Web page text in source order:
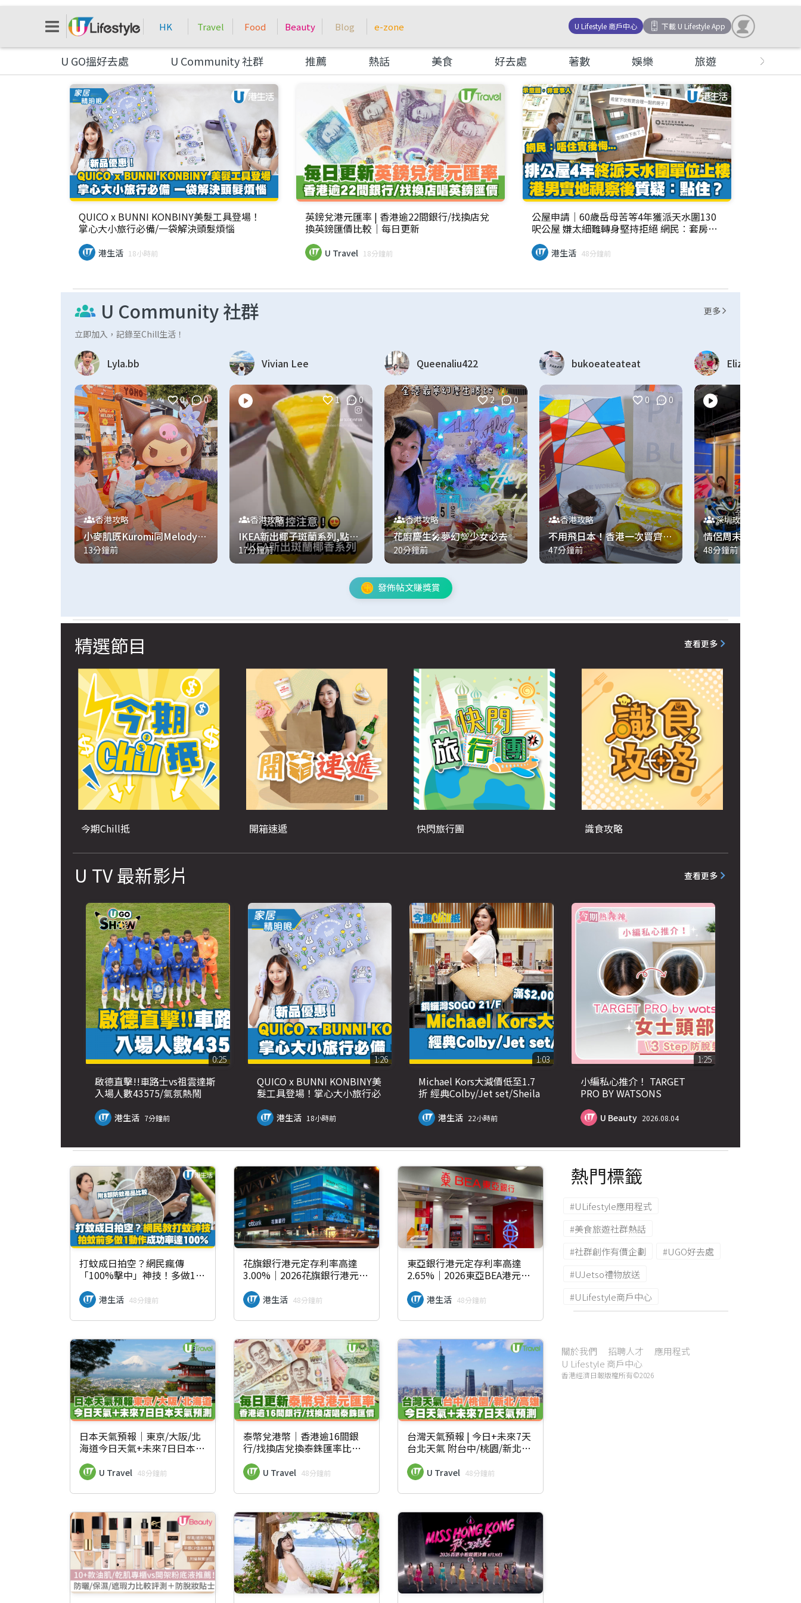
HK Travel Food Beauty Blog e-zone U Lifestyle 商戶中心 下載 U Lifestyle App
U GO搵好去處 U Community 社群 推薦 熱話 美食 好去處 著數 娛樂 旅遊 女生
QUICO x BUNNI KONBINY美髮工具登場！
掌心大小旅行必備/一袋解決頭髮煩惱
港生活 18小時前
英鎊兌港元匯率 | 香港逾22間銀行/找換店兌
換英鎊匯價比較｜每日更新
U Travel 18分鐘前
公屋申請｜60歲岳母苦等4年獲派天水圍130
呎公屋 嫌太細難轉身堅持拒絕 網民︰套房嚟
講好抵
港生活 48分鐘前
U Community 社群
更多
立即加入，記錄至Chill生活！
Lyla.bb
0 0
香港攻略
小麥肌既Kuromi同Melody呀
❤️✨
13分鐘前
Vivian Lee
1 0
香港攻略
IKEA新出椰子斑蘭系列,點解
冇人講😮
17分鐘前
Queenaliu422
2 0
香港攻略
花廚慶生🎤夢幻💯少女必去✨
20分鐘前
bukoeateateat
0 0
香港攻略
不用飛日本！香港一次買齊東
京大熱甜品🇯🇵😋
47分鐘前
Eliz Hung
深圳攻略
情侶周末北上玩樂推
爆紅潮玩館
48分鐘前
發佈帖文賺獎賞
精選節目 查看更多
今期Chill抵 開箱速遞 快閃旅行團 識食攻略
U TV 最新影片 查看更多
0:25
啟德直擊!!車路士vs祖雲達斯
入場人數43575/氣氛熱鬧
港生活 7分鐘前
1:26
QUICO x BUNNI KONBINY美
髮工具登場！掌心大小旅行必
港生活 18小時前
1:03
Michael Kors大減價低至1.7
折 經典Colby/Jet set/Sheila
港生活 22小時前
1:25
小編私心推介！ TARGET
PRO BY WATSONS
系列 3 Step 防脫髮 拯救闊髮
界
U Beauty 2026.08.04
打蚊成日拍空？網民瘋傳
「100%擊中」神技！多做1動
品比較/蚊討厭4顏色
港生活 48分鐘前
花旗銀行港元定存利率高達
3.00%｜2026花旗銀行港元定
港生活 48分鐘前
東亞銀行港元定存利率高達
2.65%｜2026東亞BEA港元定
港生活 48分鐘前
日本天氣預報｜東京/大阪/北
海道今日天氣+未來7日日本天
U Travel 48分鐘前
泰幣兌港幣｜香港逾16間銀
行/找換店兌換泰銖匯率比較
U Travel 48分鐘前
台灣天氣預報 | 今日+未來7天
台北天氣 附台中/桃園/新北/
U Travel 48分鐘前
熱門標籤
#ULifestyle應用程式
#美食旅遊社群熱話
#社群創作有價企劃
#UGO好去處
#UJetso禮物放送
#ULifestyle商戶中心
關於我們 招聘人才
應用程式
U Lifestyle 商戶中心
香港經濟日報版權所有©2026